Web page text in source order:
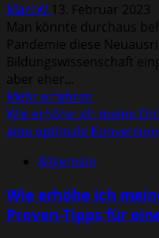
berufliche
Leben
MarcW 13. Februar 2023
Man könnte durchaus
Pandemie diese
Bildungswissenschaft
aber eher...
Mehr erfahren
über
neu
–
Wie
Wie erhöhe ich meine
eine optimale Konversion
Allgemein
Wie erhöhe ich
Proven-Tipps für